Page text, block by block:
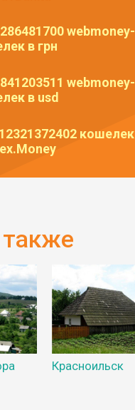
webmoney-
в грн
webmoney-
в usd
кошелек
Красноильск